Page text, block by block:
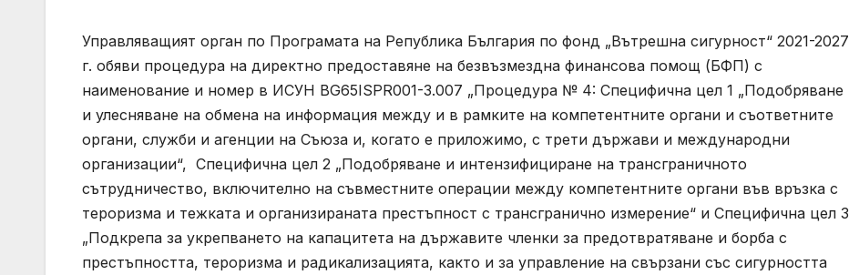
Управляващият орган по Програмата на Република България по фонд „Вътрешна сигурност“ 2021-2027
г. обяви процедура на директно предоставяне на безвъзмездна финансова помощ (БФП) с
наименование и номер в ИСУН BG65ISPR001-3.007 „Процедура № 4: Специфична цел 1 „Подобряване
и улесняване на обмена на информация между и в рамките на компетентните органи и съответните
органи, служби и агенции на Съюза и, когато е приложимо, с трети държави и международни
организации“, Специфична цел 2 „Подобряване и интензифициране на трансграничното
сътрудничество, включително на съвместните операции между компетентните органи във връзка с
тероризма и тежката и организираната престъпност с трансгранично измерение“ и Специфична цел 3
„Подкрепа за укрепването на капацитета на държавите членки за предотвратяване и борба с
престъпността, тероризма и радикализацията, както и за управление на свързани със сигурността